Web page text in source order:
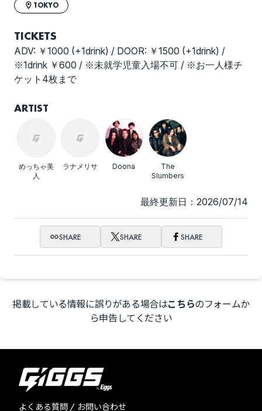
TOKYO
TICKETS
ADV: ￥1000 (+1drink) / DOOR: ￥1500 (+1drink) /
※1drink ￥600 / ※未就学児童入場不可 / ※お一人様チ
ケット4枚まで
ARTIST
めっちゃ美
人
ラナメリサ Doona
The
Slumbers
最終更新日：2026/07/14
SHARE SHARE SHARE
掲載している情報に誤りがある場合はこちらのフォームか
ら申告してください
よくある質問 / お問い合わせ